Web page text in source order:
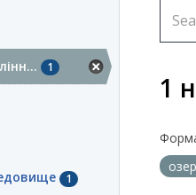
1
1
1